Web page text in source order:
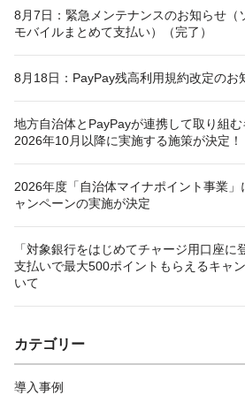
8月7日：緊急メンテナンスのお知らせ（
モバイルまとめて支払い）（完了）
8月18日：PayPay残高利用規約改定のお
地方自治体とPayPayが連携して取り組む
2026年10月以降に実施する施策が決定！
2026年度「自治体マイナポイント事業」
ャンペーンの実施が決定
「対象銀行をはじめてチャージ用口座に
支払いで最大500ポイントもらえるキャ
いて
カテゴリー
導入事例